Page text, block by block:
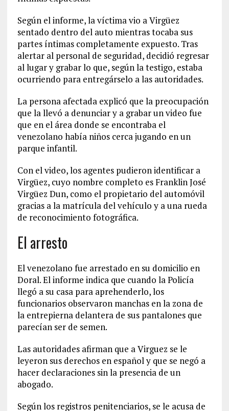
Según el informe, la víctima vio a Virgüez
sentado dentro del auto mientras tocaba sus
partes íntimas completamente expuesto. Tras
alertar al personal de seguridad, decidió regresar
al lugar y grabar lo que, según la testigo, estaba
ocurriendo para entregárselo a las autoridades.
La persona afectada explicó que la preocupación
que la llevó a denunciar y a grabar un video fue
que en el área donde se encontraba el
venezolano había niños cerca jugando en un
parque infantil.
Con el video, los agentes pudieron identificar a
Virgüez, cuyo nombre completo es Franklin José
Virgüez Dun, como el propietario del automóvil
gracias a la matrícula del vehículo y a una rueda
de reconocimiento fotográfica.
El arresto
El venezolano fue arrestado en su domicilio en
Doral. El informe indica que cuando la Policía
llegó a su casa para aprehenderlo, los
funcionarios observaron manchas en la zona de
la entrepierna delantera de sus pantalones que
parecían ser de semen.
Las autoridades afirman que a Virguez se le
leyeron sus derechos en español y que se negó a
hacer declaraciones sin la presencia de un
abogado.
Según los registros penitenciarios, se le acusa de